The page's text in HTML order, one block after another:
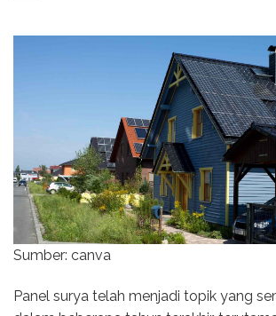
Sumber: canva
Panel surya telah menjadi topik yang